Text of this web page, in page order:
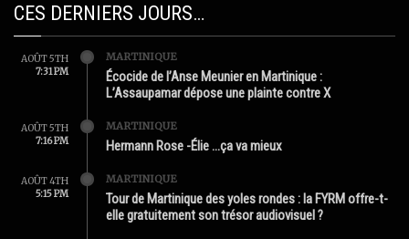
CES DERNIERS JOURS…
AOÛT 5TH
7:31 PM
MARTINIQUE
Écocide de l’Anse Meunier en Martinique :
L’Assaupamar dépose une plainte contre X
AOÛT 5TH
7:16 PM
MARTINIQUE
Hermann Rose -Élie …ça va mieux
AOÛT 4TH
5:15 PM
MARTINIQUE
Tour de Martinique des yoles rondes : la FYRM offre-t-
elle gratuitement son trésor audiovisuel ?